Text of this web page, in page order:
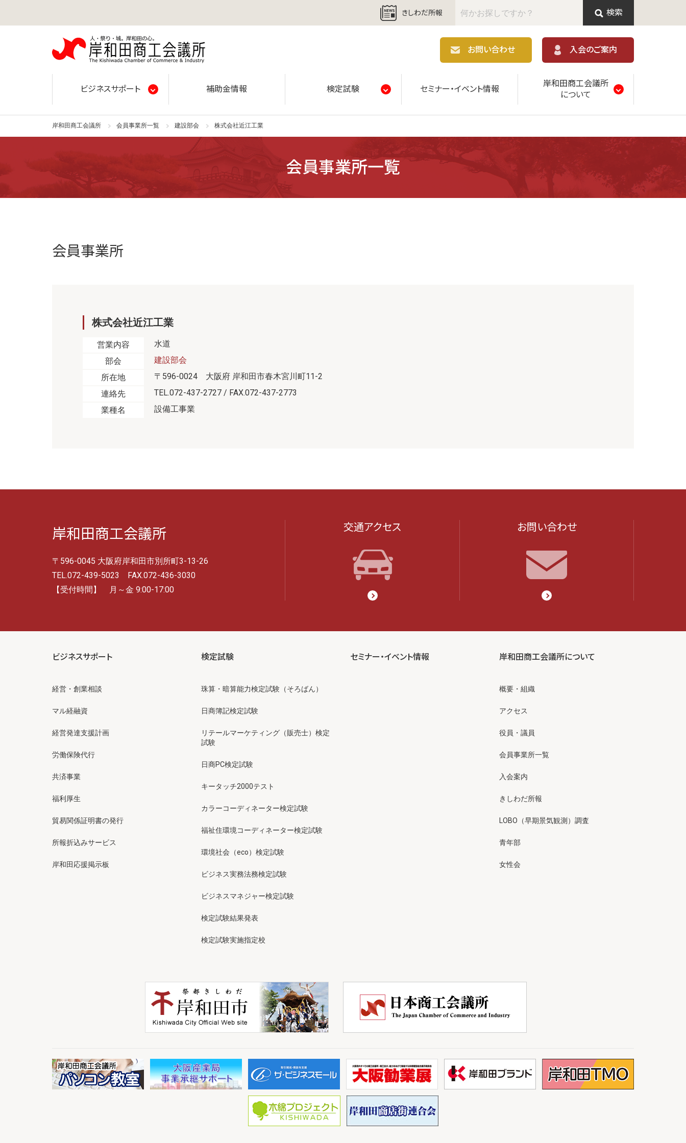
きしわだ所報 検索
お問い合わせ
入会のご案内
ビジネスサポート 補助金情報 検定試験 セミナー・イベント情報
岸和田商工会議所
について
岸和田商工会議所 会員事業所一覧 建設部会 株式会社近江工業
会員事業所一覧
会員事業所
株式会社近江工業
営業内容
水道
部会
建設部会
所在地
〒596-0024 大阪府 岸和田市春木宮川町11-2
連絡先
TEL.072-437-2727 / FAX.072-437-2773
業種名
設備工事業
岸和田商工会議所
〒596-0045 大阪府岸和田市別所町3-13-26
TEL.072-439-5023 FAX.072-436-3030
【受付時間】 月～金 9:00-17:00
交通アクセス お問い合わせ
ビジネスサポート
経営・創業相談
マル経融資
経営発達支援計画
労働保険代行
共済事業
福利厚生
貿易関係証明書の発行
所報折込みサービス
岸和田応援掲示板
検定試験
珠算・暗算能力検定試験（そろばん）
日商簿記検定試験
リテールマーケティング（販売士）検定
試験
日商PC検定試験
キータッチ2000テスト
カラーコーディネーター検定試験
福祉住環境コーディネーター検定試験
環境社会（eco）検定試験
ビジネス実務法務検定試験
ビジネスマネジャー検定試験
検定試験結果発表
検定試験実施指定校
セミナー・イベント情報 岸和田商工会議所について
概要・組織
アクセス
役員・議員
会員事業所一覧
入会案内
きしわだ所報
LOBO（早期景気観測）調査
青年部
女性会